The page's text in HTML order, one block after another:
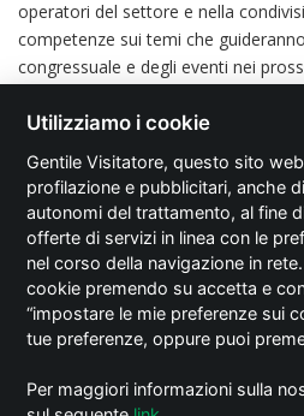
operatori del settore e nella
competenze sui temi che
congressuale e degli eventi nei
Torna all'elenco
© 2026 Italian
privacy policy
Vicenza
Italian Exhibition
Utilizziamo i cookie
Gentile Visitatore, questo sito
profilazione e pubblicitari, anche
autonomi del trattamento, al fine
offerte di servizi in linea con le
nel corso della navigazione in
cookie premendo su accetta e
“impostare le mie preferenze sui
tue preferenze, oppure puoi
Per maggiori informazioni sulla